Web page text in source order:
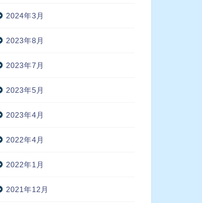
2024年3月
2023年8月
2023年7月
2023年5月
2023年4月
2022年4月
2022年1月
2021年12月